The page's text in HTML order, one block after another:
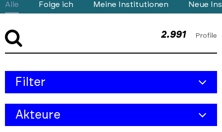
Alle Folge ich Meine Institutionen Neue
2.991 Profile
Skip
Filter
Kreativbereich
Alle
Objekt-Typ
Akteure